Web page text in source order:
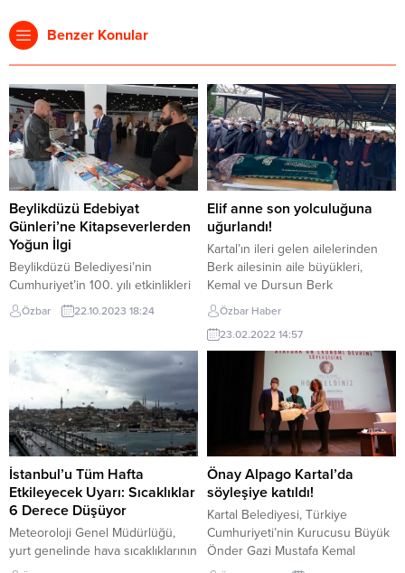
Benzer Konular
Beylikdüzü Edebiyat
Günleri’ne Kitapseverlerden
Yoğun İlgi
Beylikdüzü Belediyesi’nin
Cumhuriyet’in 100. yılı etkinlikleri
kapsamında bu yıl ilkini
düzenlediği Beylikdüzü Edebiyat
edebiyat dünyasının sevilen
isimlerini kitapseverlerle
buluşturdu. Beylikdüzü
Belediyesi tarafından bu yıl ilki
gerçekleştirilen Beylikdüzü
Edebiyat Günleri devam ediyor.
Beylikdüzü Fatih Sultan Mehmet
Kültür ve Sanat Merkezi’nde
düzenlenen imza günleri,
söyleşiler, çocuk etkinlikleri...
Özbar 22.10.2023 18:24
Elif anne son yolculuğuna
uğurlandı!
Kartal’ın ileri gelen ailelerinden
Berk ailesinin aile büyükleri,
Kemal ve Dursun Berk
kardeşlerin anneleri Elif Berk
Kartal Cemevi’nde kılınan cenaze
namazı ile ebediyete uğurlandı.
Önceki gün vefat eden Elif
Berk’in cenazesine Kartal
Kaymakamı Abdullah Demir, Kartal
İlçe Milli Eğitim Müdürü Harun
Tüysüz, Kartal Ak Parti İlçe
Başkanı Ebubekir Taşyürek,
Kartal...
Özbar Haber
23.02.2022 14:57
İstanbul’u Tüm Hafta
Etkileyecek Uyarı: Sıcaklıklar
6 Derece Düşüyor
Meteoroloji Genel Müdürlüğü,
yurt genelinde hava sıcaklıklarının
önümüzdeki günlerden itibaren 6
Önay Alpago Kartal’da
söyleşiye katıldı!
Kartal Belediyesi, Türkiye
Cumhuriyeti’nin Kurucusu Büyük
Önder Gazi Mustafa Kemal
Atatürk’ün sonsuzluğa